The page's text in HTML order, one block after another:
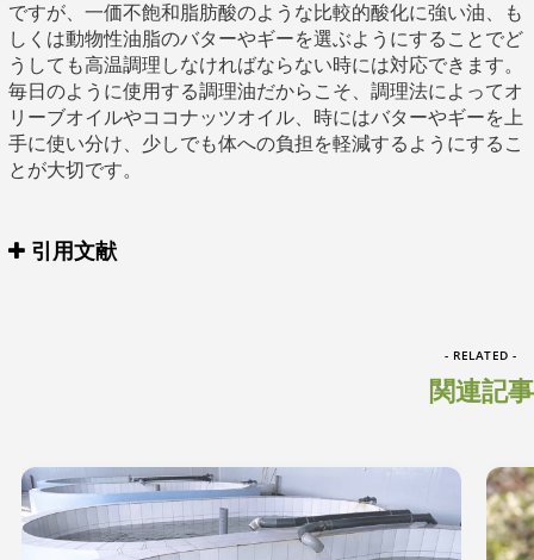
ですが、一価不飽和脂肪酸のような比較的酸化に強い油、も
しくは動物性油脂のバターやギーを選ぶようにすることでど
うしても高温調理しなければならない時には対応できます。
毎日のように使用する調理油だからこそ、調理法によってオ
リーブオイルやココナッツオイル、時にはバターやギーを上
手に使い分け、少しでも体への負担を軽減するようにするこ
とが大切です。
引用文献
- RELATED -
関連記事